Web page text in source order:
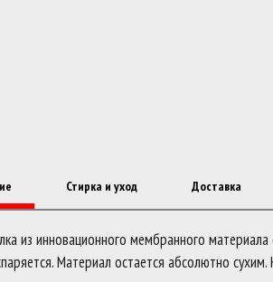
Стирка и уход Доставка
из инновационного мембранного
Материал остается абсолютно